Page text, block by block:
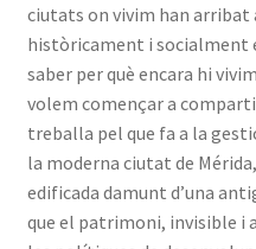
ciutats on vivim han arribat
històricament i socialment
saber per què encara hi
volem començar a
treballa pel que fa a la
la moderna ciutat de
edificada damunt d’una
que el patrimoni, invisible i